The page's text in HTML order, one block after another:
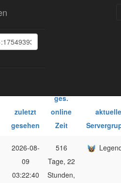
1 2
zuletzt
gesehen
ges.
online
Zeit
aktuelle
2026-08-
09
03:22:40
516
Tage, 22
Stunden,